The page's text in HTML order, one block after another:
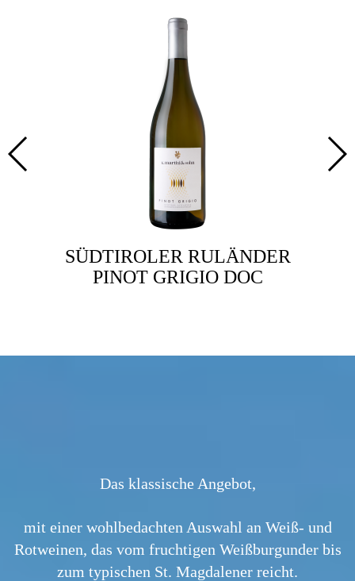
SÜDTIROLER RULÄNDER
PINOT GRIGIO DOC
Das klassische Angebot,
mit einer wohlbedachten Auswahl an Weiß- und
Rotweinen, das vom fruchtigen Weißburgunder bis
zum typischen St. Magdalener reicht.